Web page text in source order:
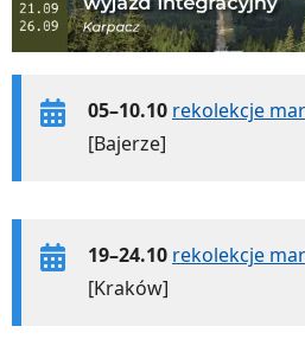
05–10.10 rekolekcje
[Bajerze]
19–24.10 rekolekcje
[Kraków]